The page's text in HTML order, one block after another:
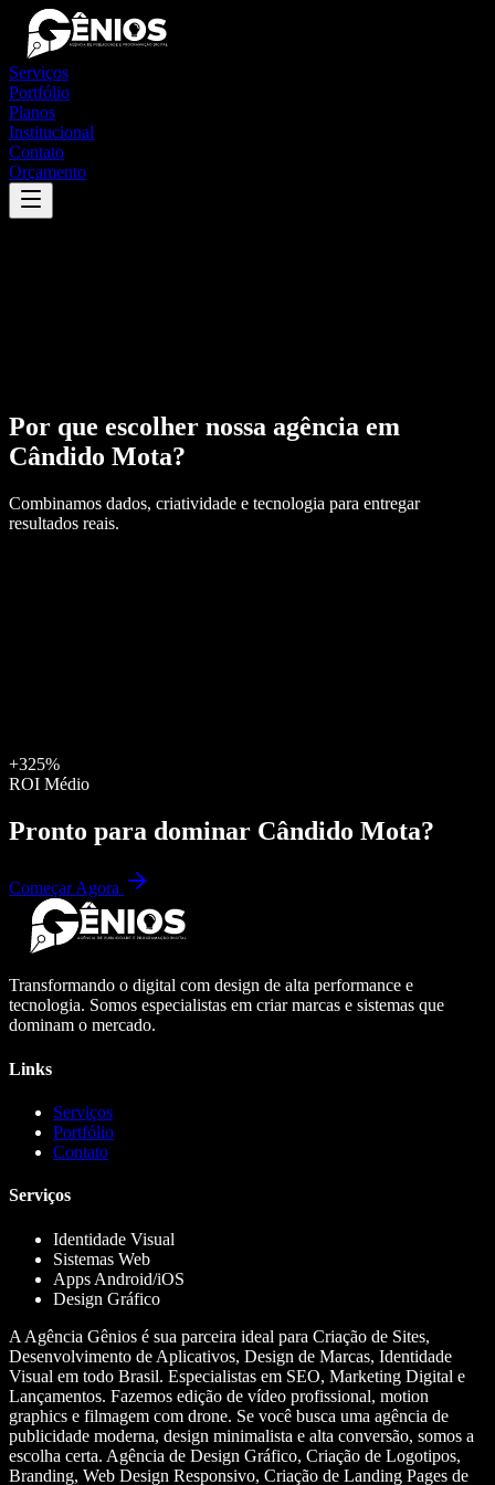
Serviços
Portfólio
Planos
Institucional
Contato
Orçamento
Por que escolher nossa agência em
Cândido Mota?
Combinamos dados, criatividade e tecnologia para entregar
resultados reais.
+325%
ROI Médio
Pronto para dominar Cândido Mota?
Começar Agora
Transformando o digital com design de alta performance e
tecnologia. Somos especialistas em criar marcas e sistemas que
dominam o mercado.
Links
Serviços
Portfólio
Contato
Serviços
Identidade Visual
Sistemas Web
Apps Android/iOS
Design Gráfico
A Agência Gênios é sua parceira ideal para Criação de Sites,
Desenvolvimento de Aplicativos, Design de Marcas, Identidade
Visual em todo Brasil. Especialistas em SEO, Marketing Digital e
Lançamentos. Fazemos edição de vídeo profissional, motion
graphics e filmagem com drone. Se você busca uma agência de
publicidade moderna, design minimalista e alta conversão, somos a
escolha certa. Agência de Design Gráfico, Criação de Logotipos,
Branding, Web Design Responsivo, Criação de Landing Pages de